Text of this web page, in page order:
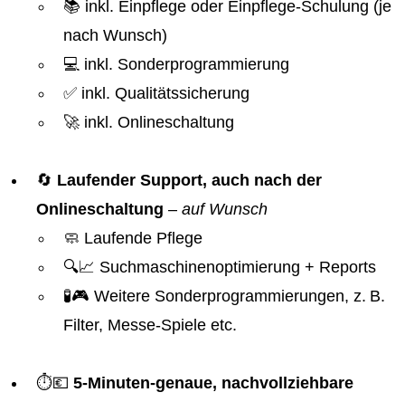
📚 inkl. Einpflege oder Einpflege-Schulung (je
nach Wunsch)
💻 inkl. Sonderprogrammierung
✅ inkl. Qualitätssicherung
🚀 inkl. Onlineschaltung
🔄 Laufender Support, auch nach der
Onlineschaltung – auf Wunsch
🧼 Laufende Pflege
🔍📈 Suchmaschinenoptimierung + Reports
🧪🎮 Weitere Sonderprogrammierungen, z. B.
Filter, Messe-Spiele etc.
⏱️💶 5-Minuten-genaue, nachvollziehbare